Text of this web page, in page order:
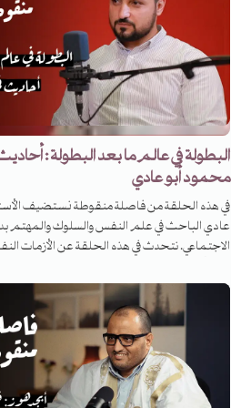
البطولة في عالم ما بعد البطولة :
محمود أبو عادي
في هذه الحلقة من فاصلة منقوطة نستضيف
عادي الباحث في علم النفس والسلوك والمهتم
الاجتماعي. نتحدث في هذه الحلقة عن الأزمات
من هوس بالمقارنات وزيادة الاضطرابات النفسية
أنماط التربية ونمط الحماية الزائد وجائحة
وشيوع المصطلحات النفسية والاستثمار في
والافتخار بالضعف. كما نتحدث عن الدور
الخطاب السائد في علم النفس منزوع القيمة
فردنة العلاج النفسي وتحييد العوامل السياسية